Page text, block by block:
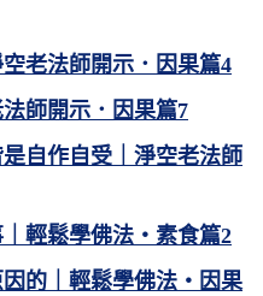
老法師開示．因果篇4
師開示．因果篇7
自作自受｜淨空老法師
輕鬆學佛法・素食篇2
的｜輕鬆學佛法・因果